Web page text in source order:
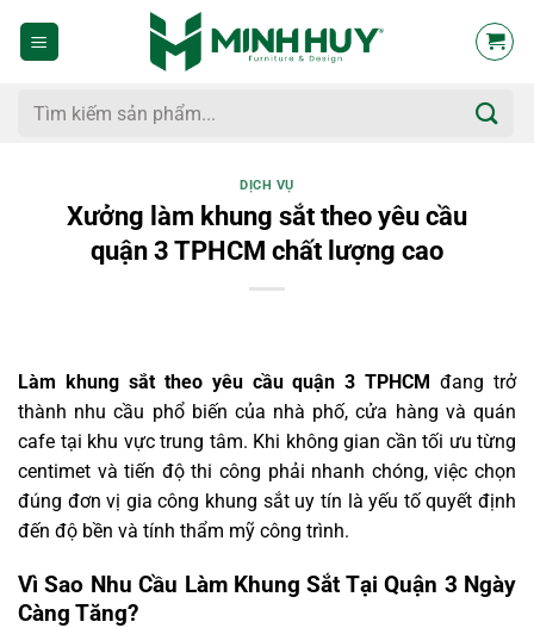
dung
Tìm
DỊCH VỤ
Xưởng làm khung sắt theo yêu cầu
quận 3 TPHCM chất lượng cao
Làm khung sắt theo yêu cầu quận 3 TPHCM đang trở
thành nhu cầu phổ biến của nhà phố, cửa hàng và quán
cafe tại khu vực trung tâm. Khi không gian cần tối ưu từng
centimet và tiến độ thi công phải nhanh chóng, việc chọn
đúng đơn vị gia công khung sắt uy tín là yếu tố quyết định
đến độ bền và tính thẩm mỹ công trình.
Vì Sao Nhu Cầu Làm Khung Sắt Tại Quận 3 Ngày
Càng Tăng?